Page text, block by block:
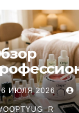
6 ИЮЛЯ 2026